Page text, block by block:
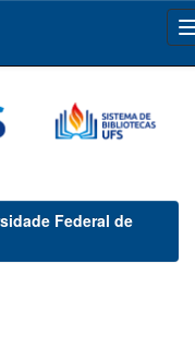
Federal de